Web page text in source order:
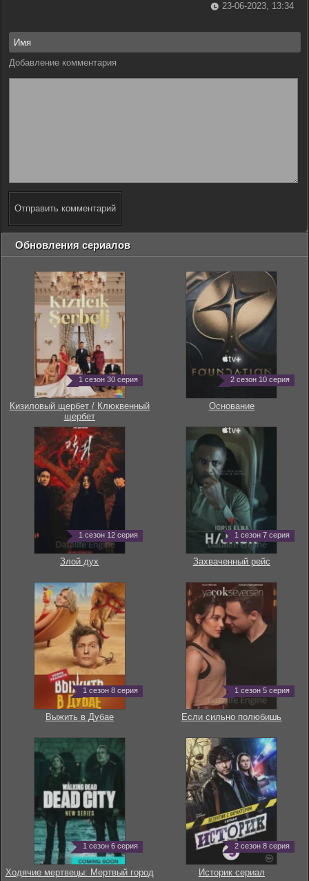
23-06-2023, 13:34
Добавление комментария
Отправить комментарий
Обновления сериалов
1 сезон 30 серия
Кизиловый щербет / Клюквенный
щербет
2 сезон 10 серия
Основание
1 сезон 12 серия
Злой дух
1 сезон 7 серия
Захваченный рейс
1 сезон 8 серия
Выжить в Дубае
1 сезон 5 серия
Если сильно полюбишь
1 сезон 6 серия
Ходячие мертвецы: Мертвый город
2 сезон 8 серия
Историк сериал